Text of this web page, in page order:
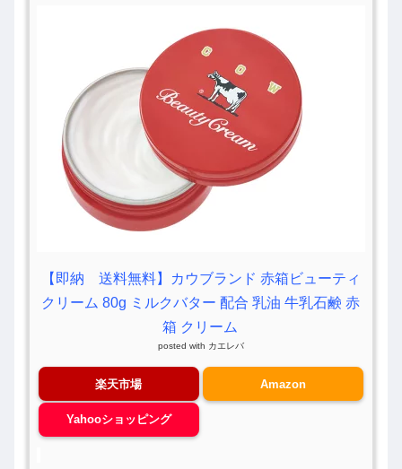
【即納 送料無料】カウブランド 赤箱ビューティ
クリーム 80g ミルクバター 配合 乳油 牛乳石鹸 赤
箱 クリーム
posted with カエレバ
楽天市場 Amazon
Yahooショッピング